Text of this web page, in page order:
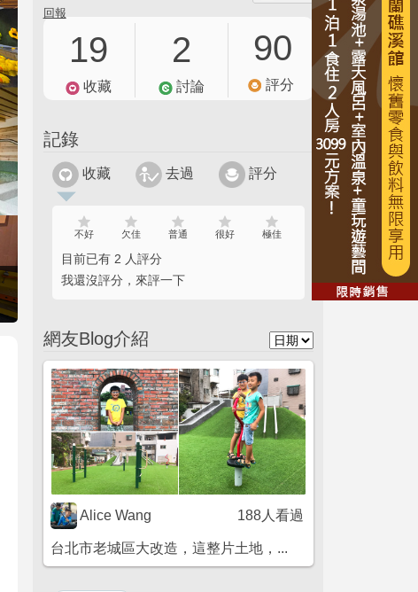
回報
19
收藏
2
討論
90
評分
記錄
收藏 去過 評分
不好 欠佳 普通 很好 極佳
目前已有 2 人評分
我還沒評分，來評一下
網友Blog介紹
Alice Wang 188人看過
台北市老城區大改造，這整片土地，...